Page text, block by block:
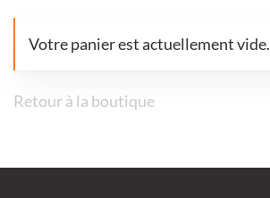
Votre panier est actuellement vide.
Retour à la boutique